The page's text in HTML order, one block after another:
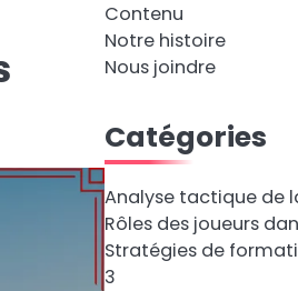
Contenu
Notre histoire
Nous joindre
Catégories
Analyse tactique de
Rôles des joueurs
Stratégies de
3